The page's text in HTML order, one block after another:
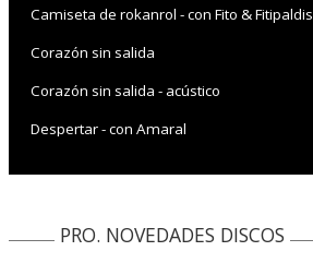
Camiseta de rokanrol - con Fito & Fitipaldis
Corazón sin salida
Corazón sin salida - acústico
Despertar - con Amaral
FuegoPRO. NOVEDADES DISCOS